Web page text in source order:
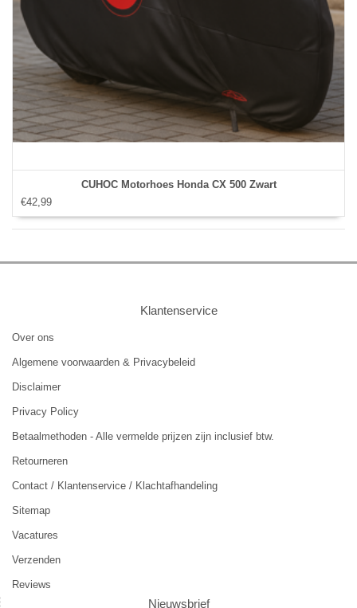
CUHOC Motorhoes Honda CX 500 Zwart
€42,99
Klantenservice
Over ons
Algemene voorwaarden & Privacybeleid
Disclaimer
Privacy Policy
Betaalmethoden - Alle vermelde prijzen zijn inclusief btw.
Retourneren
Contact / Klantenservice / Klachtafhandeling
Sitemap
Vacatures
Verzenden
Reviews
Nieuwsbrief